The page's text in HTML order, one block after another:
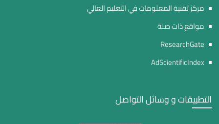
مركز تقنية المعلومات في التعليم العالي
مواقع ذات صلة
ResearchGate
AdScientificIndex
التطبيقات و وسائل التواصل